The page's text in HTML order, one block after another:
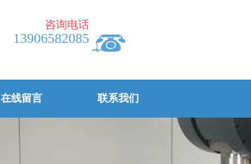
咨询电话
13906582085
在线留言 联系我们